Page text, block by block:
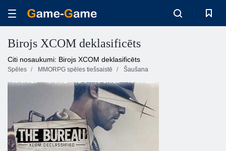
Birojs XCOM deklasificēts
Citi nosaukumi: Birojs XCOM deklasificēts
Spēles MMORPG spēles tiešsaistē Šaušana